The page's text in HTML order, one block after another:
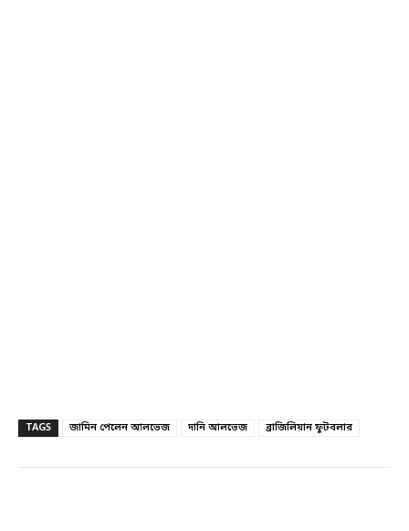
TAGS জামিন পেলেন আলভেজ দানি আলভেজ ব্রাজিলিয়ান ফুটবলার